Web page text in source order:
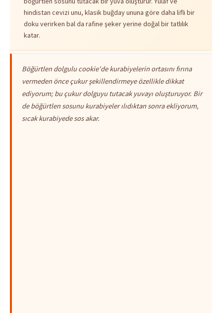
hindistan cevizi unu, klasik buğday ununa göre daha lifli bir
doku verirken bal da rafine şeker yerine doğal bir tatlılık
katar.
Böğürtlen dolgulu cookie'de kurabiyelerin ortasını fırına
vermeden önce çukur şekillendirmeye özellikle dikkat
ediyorum; bu çukur dolguyu tutacak yuvayı oluşturuyor. Bir
de böğürtlen sosunu kurabiyeler ılıdıktan sonra ekliyorum,
sıcak kurabiyede sos akar.